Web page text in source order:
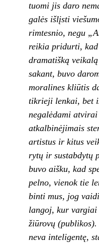
tuomi jis daro
galės išlįsti
rimtesnio, negu
reikia pridurti, kad
dramatišką
sakant, buvo
moralines kliūtis
tikrieji lenkai, bet
negalėdami
atkalbinėjimais
artistus ir kitus
rytų ir sustabdytų
buvo aišku, kad
pelno, vienok tie
binti mus, jog
langoj, kur vargiai
žiūrovų
neva inteligentę,